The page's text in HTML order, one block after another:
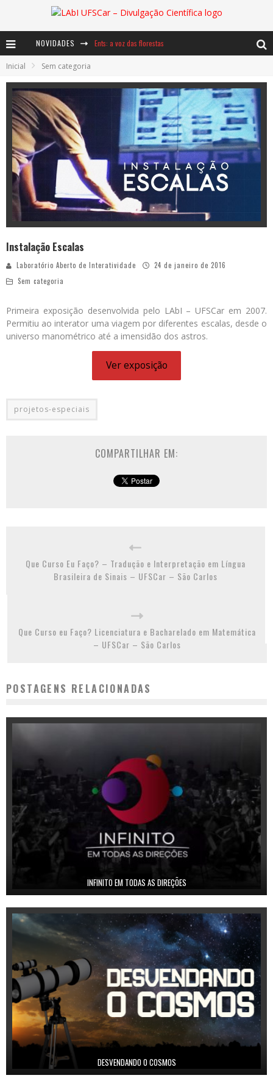
NOVIDADES Ents: a voz das florestas
Baú de Histórias - A jamais imaginada aventura com os moinhos de vento
Inicial Sem categoria
Instalação Escalas
Laboratório Aberto de Interatividade
24 de janeiro de 2016
Sem categoria
Primeira exposição desenvolvida pelo LAbI – UFSCar em 2007.
Permitiu ao interator uma viagem por diferentes escalas, desde o
universo manométrico até a imensidão dos astros.
Ver exposição
projetos-especiais
COMPARTILHAR EM:
Que Curso Eu Faço? – Tradução e Interpretação em Língua
Brasileira de Sinais – UFSCar – São Carlos
Que Curso eu Faço? Licenciatura e Bacharelado em Matemática
– UFSCar – São Carlos
POSTAGENS RELACIONADAS
INFINITO EM TODAS AS DIREÇÕES
DESVENDANDO O COSMOS